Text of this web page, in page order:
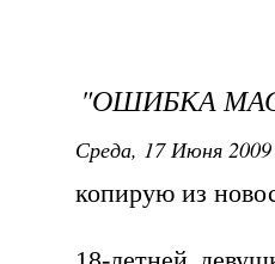
"ОШИБКА
Среда, 17 Июня
копирую из